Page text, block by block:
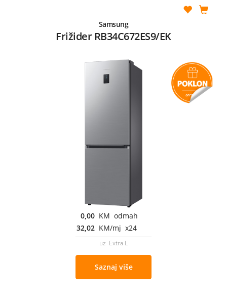
Samsung
Frižider RB34C672ES9/EK
0,00 KM odmah
32,02 KM/mj x24
uz Extra L
Saznaj više